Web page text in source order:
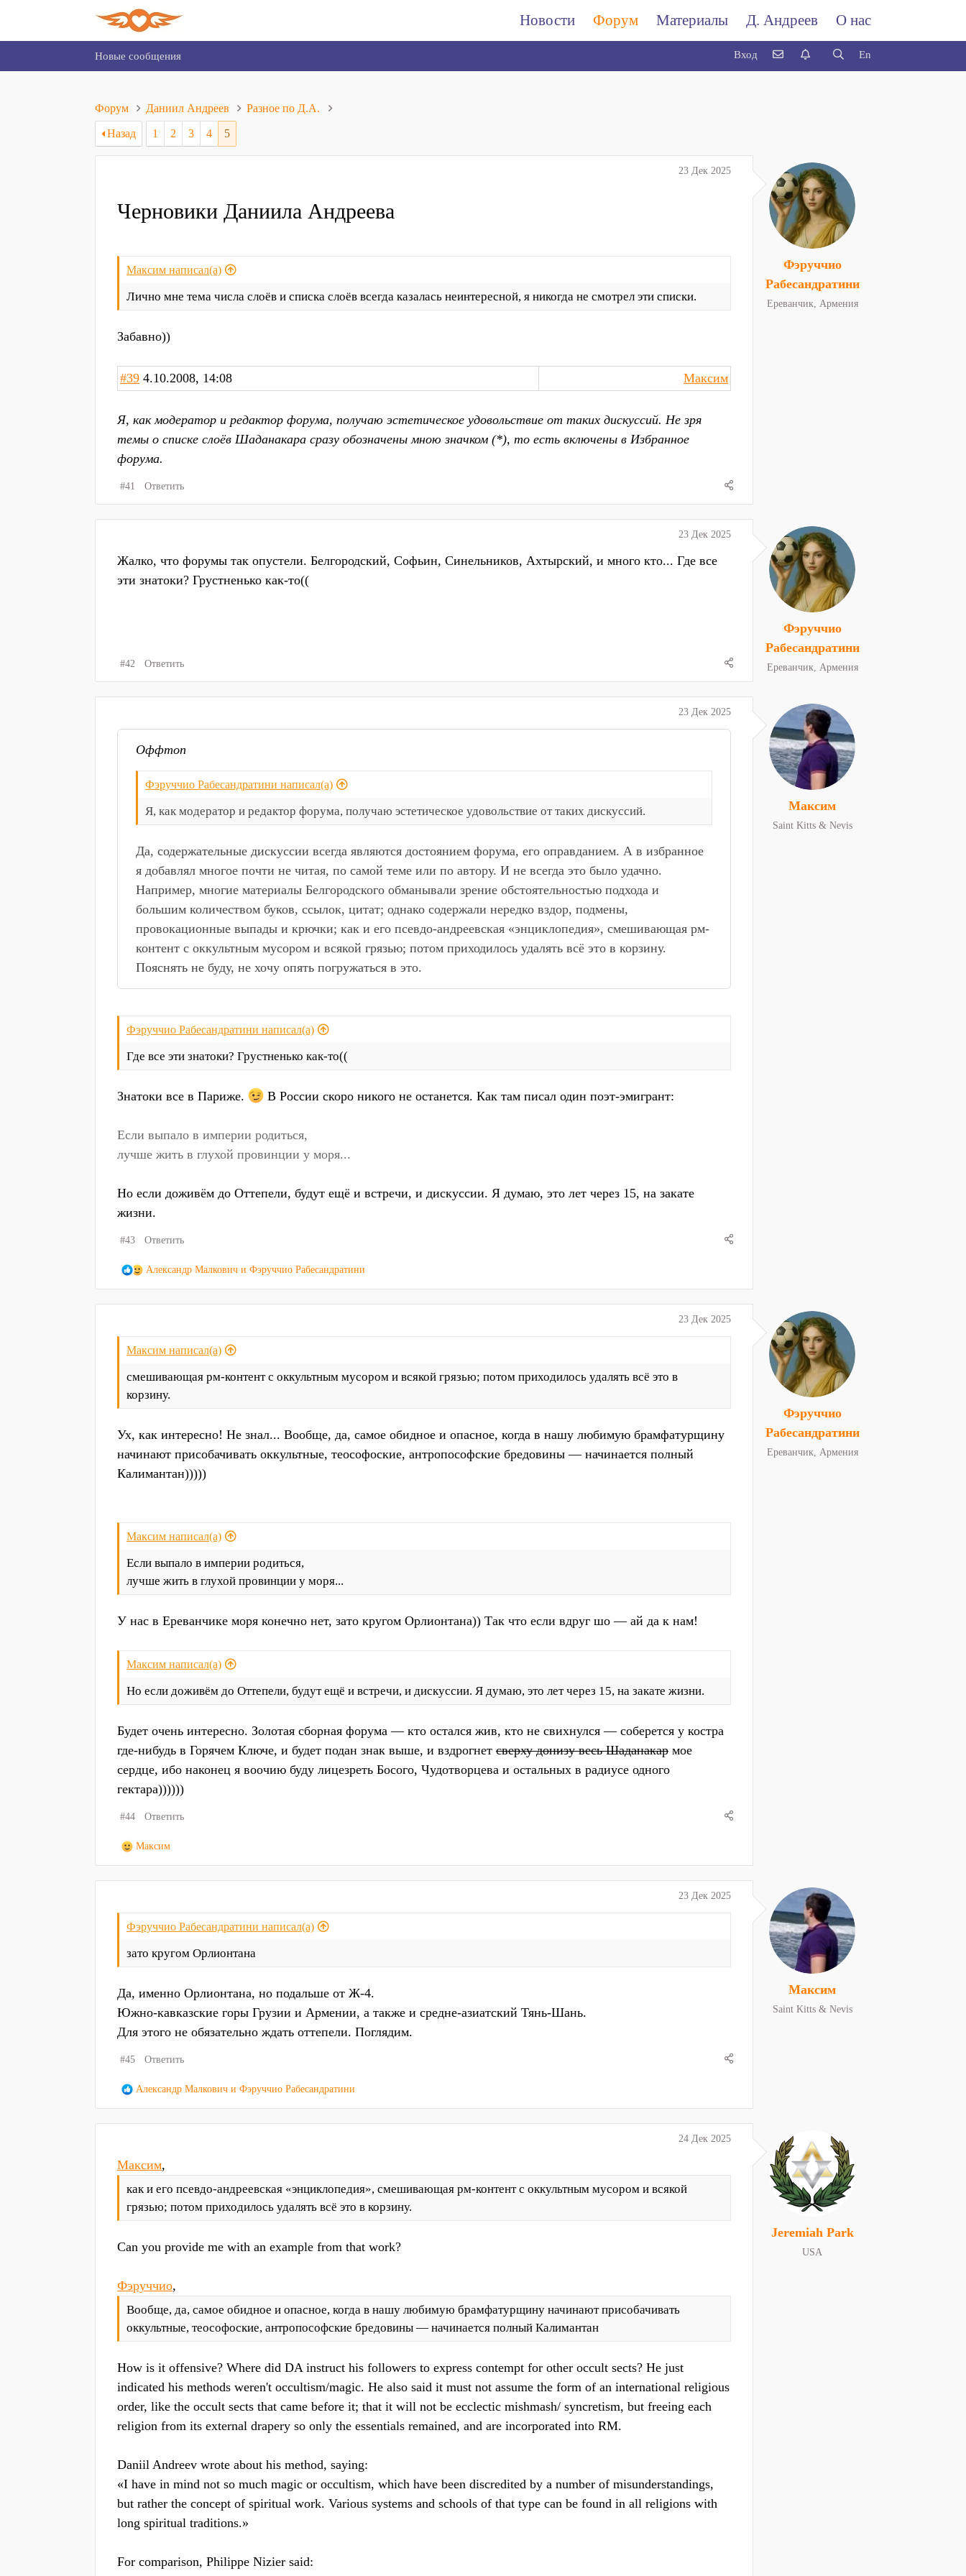
Новости Форум Материалы Д. Андреев О нас
Новые сообщения En
Вход
Форум Даниил Андреев Разное по Д.А.
Назад 1 2 3 4 5
23 Дек 2025
Черновики Даниила Андреева
Максим написал(а)
Лично мне тема числа слоёв и списка слоёв всегда казалась неинтересной, я никогда не смотрел эти списки.
Забавно))
#39 4.10.2008, 14:08 Максим
Я, как модератор и редактор форума, получаю эстетическое удовольствие от таких дискуссий. Не зря
темы о списке слоёв Шаданакара сразу обозначены мною значком (*), то есть включены в Избранное
форума.
#41 Ответить
Фэруччио
Рабесандратини
Ереванчик, Армения
23 Дек 2025
Жалко, что форумы так опустели. Белгородский, Софьин, Синельников, Ахтырский, и много кто... Где все
эти знатоки? Грустненько как-то((
#42 Ответить
Фэруччио
Рабесандратини
Ереванчик, Армения
23 Дек 2025
Оффтоп
Фэруччио Рабесандратини написал(а)
Я, как модератор и редактор форума, получаю эстетическое удовольствие от таких дискуссий.
Да, содержательные дискуссии всегда являются достоянием форума, его оправданием. А в избранное
я добавлял многое почти не читая, по самой теме или по автору. И не всегда это было удачно.
Например, многие материалы Белгородского обманывали зрение обстоятельностью подхода и
большим количеством буков, ссылок, цитат; однако содержали нередко вздор, подмены,
провокационные выпады и крючки; как и его псевдо-андреевская «энциклопедия», смешивающая рм-
контент с оккультным мусором и всякой грязью; потом приходилось удалять всё это в корзину.
Пояснять не буду, не хочу опять погружаться в это.
Фэруччио Рабесандратини написал(а)
Где все эти знатоки? Грустненько как-то((
Знатоки все в Париже. В России скоро никого не останется. Как там писал один поэт-эмигрант:
Если выпало в империи родиться,
лучше жить в глухой провинции у моря...
Но если доживём до Оттепели, будут ещё и встречи, и дискуссии. Я думаю, это лет через 15, на закате
жизни.
#43 Ответить
Р
:
Александр Малкович и Фэруччио Рабесандратини
Максим
Saint Kitts & Nevis
23 Дек 2025
Максим написал(а)
смешивающая рм-контент с оккультным мусором и всякой грязью; потом приходилось удалять всё это в
корзину.
Ух, как интересно! Не знал... Вообще, да, самое обидное и опасное, когда в нашу любимую брамфатурщину
начинают присобачивать оккультные, теософоские, антропософские бредовины — начинается полный
Калимантан)))))
Максим написал(а)
Если выпало в империи родиться,
лучше жить в глухой провинции у моря...
У нас в Ереванчике моря конечно нет, зато кругом Орлионтана)) Так что если вдруг шо — ай да к нам!
Максим написал(а)
Но если доживём до Оттепели, будут ещё и встречи, и дискуссии. Я думаю, это лет через 15, на закате жизни.
Будет очень интересно. Золотая сборная форума — кто остался жив, кто не свихнулся — соберется у костра
где-нибудь в Горячем Ключе, и будет подан знак выше, и вздрогнет сверху донизу весь Шаданакар мое
сердце, ибо наконец я воочию буду лицезреть Босого, Чудотворцева и остальных в радиусе одного
гектара))))))
#44 Ответить
Р
:
Максим
Фэруччио
Рабесандратини
Ереванчик, Армения
23 Дек 2025
Фэруччио Рабесандратини написал(а)
зато кругом Орлионтана
Да, именно Орлионтана, но подальше от Ж-4.
Южно-кавказские горы Грузии и Армении, а также и средне-азиатский Тянь-Шань.
Для этого не обязательно ждать оттепели. Поглядим.
#45 Ответить
Р
и
:
Александр Малкович и Фэруччио Рабесандратини
Максим
Saint Kitts & Nevis
24 Дек 2025
Максим,
как и его псевдо-андреевская «энциклопедия», смешивающая рм-контент с оккультным мусором и всякой
грязью; потом приходилось удалять всё это в корзину.
Can you provide me with an example from that work?
Фэруччио,
Вообще, да, самое обидное и опасное, когда в нашу любимую брамфатурщину начинают присобачивать
оккультные, теософоские, антропософские бредовины — начинается полный Калимантан
How is it offensive? Where did DA instruct his followers to express contempt for other occult sects? He just
indicated his methods weren't occultism/magic. He also said it must not assume the form of an international religious
order, like the occult sects that came before it; that it will not be ecclectic mishmash/ syncretism, but freeing each
religion from its external drapery so only the essentials remained, and are incorporated into RM.
Daniil Andreev wrote about his method, saying:
«I have in mind not so much magic or occultism, which have been discredited by a number of misunderstandings,
but rather the concept of spiritual work. Various systems and schools of that type can be found in all religions with
long spiritual traditions.»
For comparison, Philippe Nizier said:
Jeremiah Park
USA